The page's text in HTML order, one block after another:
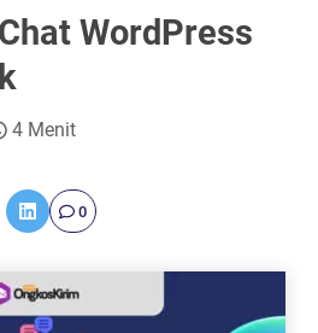
WordPress
4 Menit
0